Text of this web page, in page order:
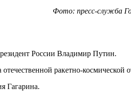
Фото: пресс-служба
России Владимир Путин.
ракетно-космической
Гагарина.